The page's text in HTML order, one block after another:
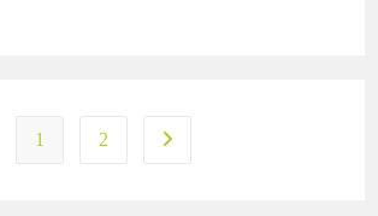
1 2 Aller à la page suivante